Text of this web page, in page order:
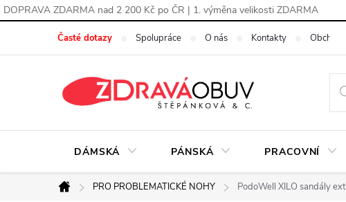
DOPRAVA ZDARMA nad 2 200 Kč po ČR | 1. výměna velikosti ZDARMA
Časté dotazy Spolupráce O nás Kontakty
DÁMSKÁ PÁNSKÁ PRACOVNÍ
Domů
PRO PROBLEMATICKÉ NOHY PodoWell XILO sandály